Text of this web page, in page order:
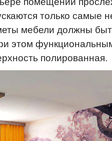
только самые
мебели должны
этом
полированная.